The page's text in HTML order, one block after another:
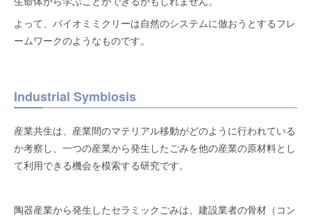
よって、バイオミミクリーは自然のシステムに倣おうとするフレ
ームワークのようなものです。
Industrial Symbiosis
産業共生は、産業間のマテリアル移動がどのように行われている
か考察し、一つの産業から発生したごみを他の産業の原材料とし
て利用できる機会を模索する研究です。
陶器産業から発生したセラミックごみは、建設業者の骨材（コン